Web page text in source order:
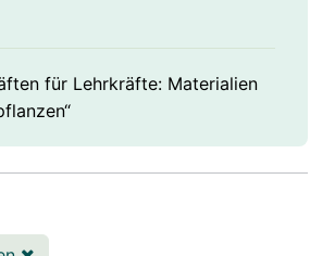
für Lehrkräfte: Materialien